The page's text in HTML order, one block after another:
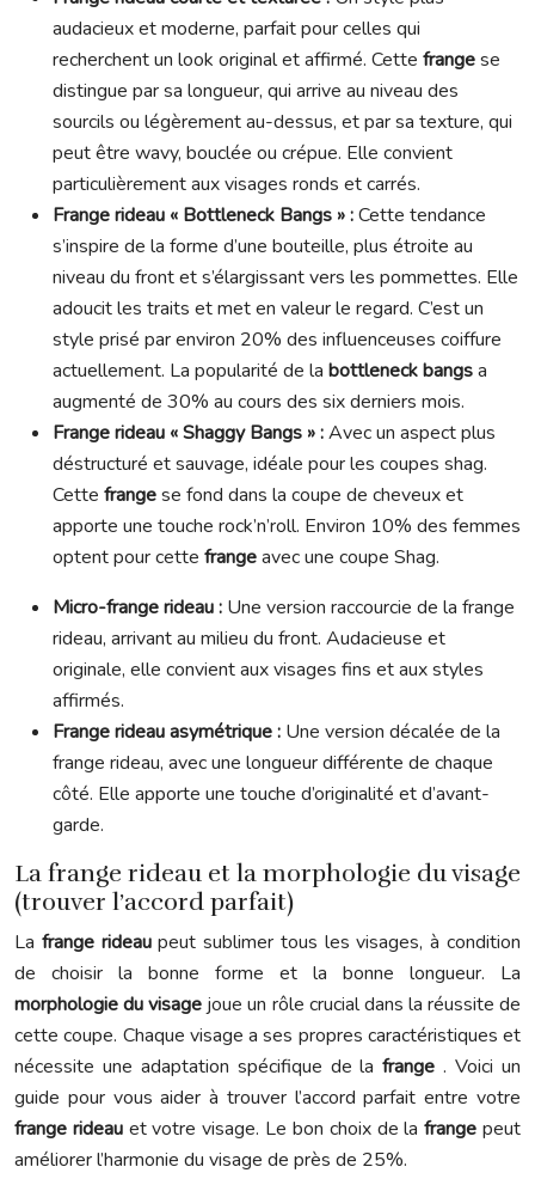
audacieux et moderne, parfait pour celles qui
recherchent un look original et affirmé. Cette frangese
distingue par sa longueur, qui arrive au niveau des
sourcils ou légèrement au-dessus, et par sa texture, qui
peut être wavy, bouclée ou crépue. Elle convient
particulièrement aux visages ronds et carrés.
Frange rideau « Bottleneck Bangs » :Cette tendance
s’inspire de la forme d’une bouteille, plus étroite au
niveau du front et s’élargissant vers les pommettes. Elle
adoucit les traits et met en valeur le regard. C’est un
style prisé par environ 20% des influenceuses coiffure
actuellement. La popularité de la bottleneck bangsa
augmenté de 30% au cours des six derniers mois.
Frange rideau « Shaggy Bangs » :Avec un aspect plus
déstructuré et sauvage, idéale pour les coupes shag.
Cette frangese fond dans la coupe de cheveux et
apporte une touche rock’n’roll. Environ 10% des femmes
optent pour cette frangeavec une coupe Shag.
Micro-frange rideau : Une version raccourcie de la frange
rideau, arrivant au milieu du front. Audacieuse et
originale, elle convient aux visages fins et aux styles
affirmés.
Frange rideau asymétrique : Une version décalée de la
frange rideau, avec une longueur différente de chaque
côté. Elle apporte une touche d’originalité et d’avant-
garde.
La frange rideau et la morphologie du visage
(trouver l’accord parfait)
La frange rideaupeut sublimer tous les visages, à condition
de choisir la bonne forme et la bonne longueur. La
morphologie du visage joue un rôle crucial dans la réussite de
cette coupe. Chaque visage a ses propres caractéristiques et
nécessite une adaptation spécifique de lafrange. Voici un
guide pour vous aider à trouver l’accord parfait entre votre
frange rideau et votre visage. Le bon choix de lafrangepeut
améliorer l’harmonie du visage de près de 25%.